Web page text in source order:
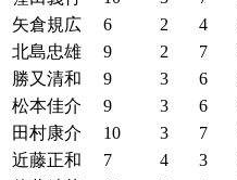
矢倉規広
6 2 4
北島忠雄
9 2 7
勝又清和
9 3 6
松本佳介
9 3 6
田村康介
10 3 7
近藤正和
7 4 3